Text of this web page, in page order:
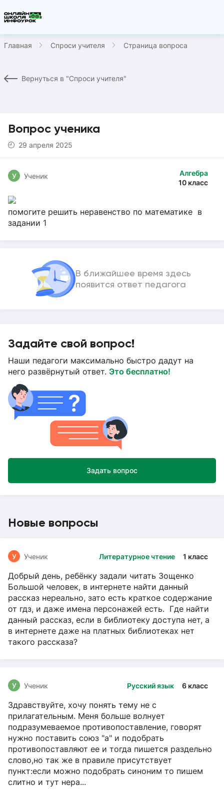
Главная Спроси учителя Страница вопроса
Вернуться в "Спроси учителя"
Вопрос ученика
29 апреля 2025
Алгебра
10 класс
У Ученик
помогите решить неравенство по математике в
задании 1
В ближайшее время здесь
появится ответ педагога
Задайте свой вопрос!
Наши педагоги максимально быстро дадут на
него развёрнутый ответ. Это бесплатно!
Задать вопрос
Новые вопросы
Литературное чтение 1 класс
У Ученик
Добрый день, ребёнку задали читать Зощенко
Большой человек, в интернете найти данный
рассказ нереально, зато есть краткое содержание
от гдз, и даже имена персонажей есть. Где найти
данный рассказ, если в библиотеку доступа нет, а
в интернете даже на платных библиотеках нет
такого рассказа?
Русский язык 6 класс
У Ученик
Здравствуйте, хочу понять тему не с
прилагательным. Меня больше волнует
подразумеваемое противопоставление, говорят
нужно поставить союз "а" и подобрать
противопоставляют ее и тогда пишется раздельно
слово,но так же в правиле присутствует
пункт:если можно подобрать синоним то пишем
слитно и тут нера...